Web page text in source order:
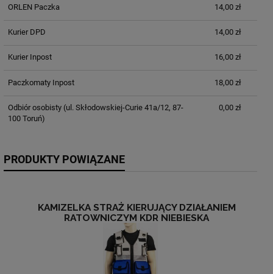
ORLEN Paczka 14,00 zł
Kurier DPD 14,00 zł
Kurier Inpost 16,00 zł
Paczkomaty Inpost 18,00 zł
Odbiór osobisty(ul. Skłodowskiej-Curie 41a/12, 87-
100 Toruń)
0,00 zł
PRODUKTY POWIĄZANE
KAMIZELKA STRAŻ KIERUJĄCY DZIAŁANIEM
RATOWNICZYM KDR NIEBIESKA